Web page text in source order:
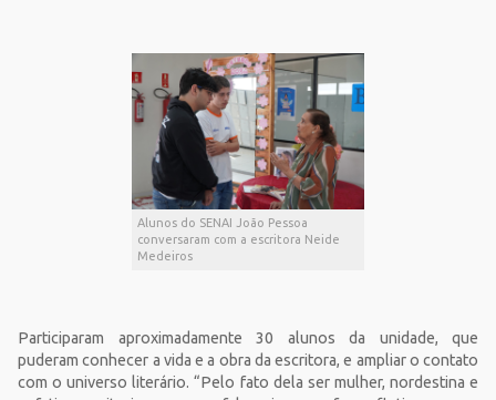
Alunos do SENAI João Pessoa
conversaram com a escritora Neide
Medeiros
Participaram aproximadamente 30 alunos da unidade, que
puderam conhecer a vida e a obra da escritora, e ampliar o contato
com o universo literário. “Pelo fato dela ser mulher, nordestina e